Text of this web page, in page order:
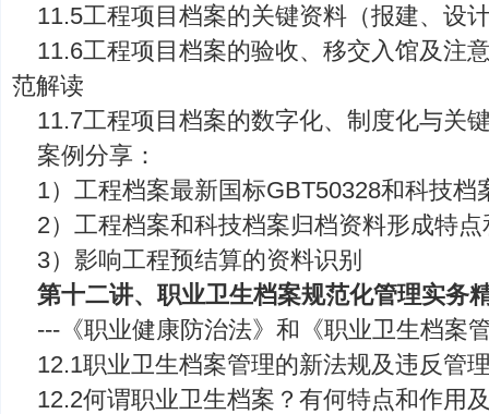
11.5工程项目档案的关键资料（报建、设
11.6工程项目档案的验收、移交入馆及注
范解读
11.7工程项目档案的数字化、制度化与关
案例分享：
1）工程档案最新国标GBT50328和科技档
2）工程档案和科技档案归档资料形成特
3）影响工程预结算的资料识别
第十二讲、职业卫生档案规范化管理实务
---《职业健康防治法》和《职业卫生档案
12.1职业卫生档案管理的新法规及违反管
12.2何谓职业卫生档案？有何特点和作用